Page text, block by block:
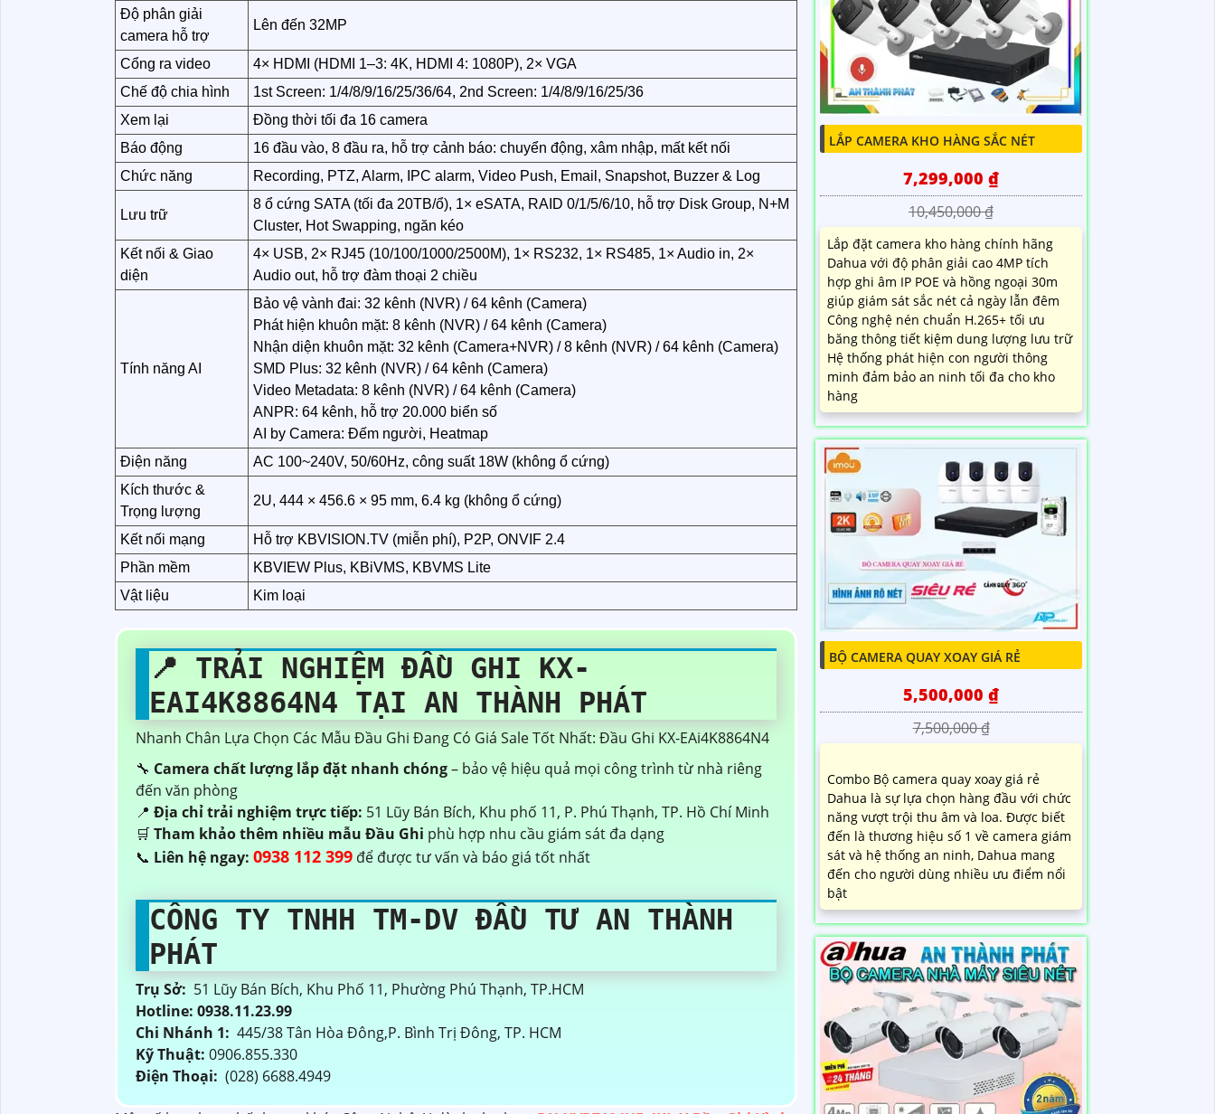
Độ phân giải
camera hỗ trợ
Lên đến 32MP
Cổng ra video
4× HDMI (HDMI 1–3: 4K, HDMI 4: 1080P), 2× VGA
Chế độ chia hình
1st Screen: 1/4/8/9/16/25/36/64, 2nd Screen: 1/4/8/9/16/25/36
Xem lại
Đồng thời tối đa 16 camera
Báo động
16 đầu vào, 8 đầu ra, hỗ trợ cảnh báo: chuyển động, xâm nhập, mất kết nối
Chức năng
Recording, PTZ, Alarm, IPC alarm, Video Push, Email, Snapshot, Buzzer & Log
Lưu trữ
8 ổ cứng SATA (tối đa 20TB/ổ), 1× eSATA, RAID 0/1/5/6/10, hỗ trợ Disk Group, N+M
Cluster, Hot Swapping, ngăn kéo
Kết nối & Giao
diện
4× USB, 2× RJ45 (10/100/1000/2500M), 1× RS232, 1× RS485, 1× Audio in, 2×
Audio out, hỗ trợ đàm thoại 2 chiều
Tính năng AI
Bảo vệ vành đai: 32 kênh (NVR) / 64 kênh (Camera)
Phát hiện khuôn mặt: 8 kênh (NVR) / 64 kênh (Camera)
Nhận diện khuôn mặt: 32 kênh (Camera+NVR) / 8 kênh (NVR) / 64 kênh (Camera)
SMD Plus: 32 kênh (NVR) / 64 kênh (Camera)
Video Metadata: 8 kênh (NVR) / 64 kênh (Camera)
ANPR: 64 kênh, hỗ trợ 20.000 biển số
AI by Camera: Đếm người, Heatmap
Điện năng
AC 100~240V, 50/60Hz, công suất 18W (không ổ cứng)
Kích thước &
Trọng lượng
2U, 444 × 456.6 × 95 mm, 6.4 kg (không ổ cứng)
Kết nối mạng
Hỗ trợ KBVISION.TV (miễn phí), P2P, ONVIF 2.4
Phần mềm
KBVIEW Plus, KBiVMS, KBVMS Lite
Vật liệu
Kim loại
📍 TRẢI NGHIỆM ĐẦU GHI KX-
EAI4K8864N4 TẠI AN THÀNH PHÁT
Nhanh Chân Lựa Chọn Các Mẫu Đầu Ghi Đang Có Giá Sale Tốt Nhất: Đầu Ghi KX-EAi4K8864N4
🔧 Camera chất lượng lắp đặt nhanh chóng– bảo vệ hiệu quả mọi công trình từ nhà riêng
đến văn phòng
📍 Địa chỉ trải nghiệm trực tiếp: 51 Lũy Bán Bích, Khu phố 11, P. Phú Thạnh, TP. Hồ Chí Minh
🛒 Tham khảo thêm nhiều mẫu Đầu Ghi phù hợp nhu cầu giám sát đa dạng
📞 Liên hệ ngay: 0938 112 399 để được tư vấn và báo giá tốt nhất
CÔNG TY TNHH TM-DV ĐẦU TƯ AN THÀNH
PHÁT
Trụ Sở: 51 Lũy Bán Bích, Khu Phố 11, Phường Phú Thạnh, TP.HCM
Hotline: 0938.11.23.99
Chi Nhánh 1: 445/38 Tân Hòa Đông,P. Bình Trị Đông, TP. HCM
Kỹ Thuật: 0906.855.330
Điện Thoại: (028) 6688.4949
LẮP CAMERA KHO HÀNG SẮC NÉT
7,299,000 ₫
10,450,000 ₫
Lắp đặt camera kho hàng chính hãng
Dahua với độ phân giải cao 4MP tích
hợp ghi âm IP POE và hồng ngoại 30m
giúp giám sát sắc nét cả ngày lẫn đêm
Công nghệ nén chuẩn H.265+ tối ưu
băng thông tiết kiệm dung lượng lưu trữ
Hệ thống phát hiện con người thông
minh đảm bảo an ninh tối đa cho kho
hàng
BỘ CAMERA QUAY XOAY GIÁ RẺ
5,500,000 ₫
7,500,000 ₫
Combo Bộ camera quay xoay giá rẻ
Dahua là sự lựa chọn hàng đầu với chức
năng vượt trội thu âm và loa. Được biết
đến là thương hiệu số 1 về camera giám
sát và hệ thống an ninh, Dahua mang
đến cho người dùng nhiều ưu điểm nổi
bật